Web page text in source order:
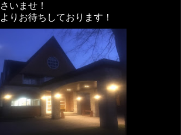
いませ！
りお待ちしております！